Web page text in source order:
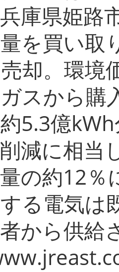
庫県姫路
を買い取
却。環境
スから購
5.3億
減に相当
の約12％
る電気は
から供給